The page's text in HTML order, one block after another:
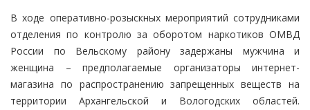
В ходе оперативно-розыскных мероприятий сотрудниками
отделения по контролю за оборотом наркотиков ОМВД
России по Вельскому району задержаны мужчина и
женщина – предполагаемые организаторы интернет-
магазина по распространению запрещенных веществ на
территории Архангельской и Вологодских областей.